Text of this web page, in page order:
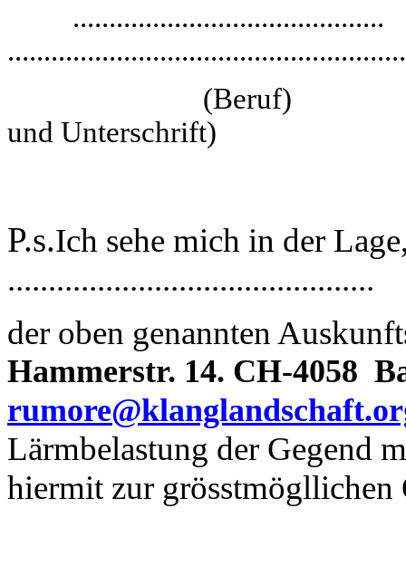
...........................................
(Beruf)
und Unterschrift)
P.s.Ich sehe mich in der
.............................................
der oben genannten
Hammerstr. 14. CH-4058
Lärmbelastung der Gegend
hiermit zur